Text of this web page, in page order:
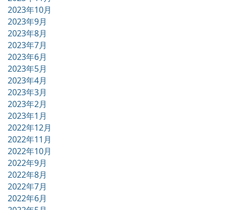
2023年10月
2023年9月
2023年8月
2023年7月
2023年6月
2023年5月
2023年4月
2023年3月
2023年2月
2023年1月
2022年12月
2022年11月
2022年10月
2022年9月
2022年8月
2022年7月
2022年6月